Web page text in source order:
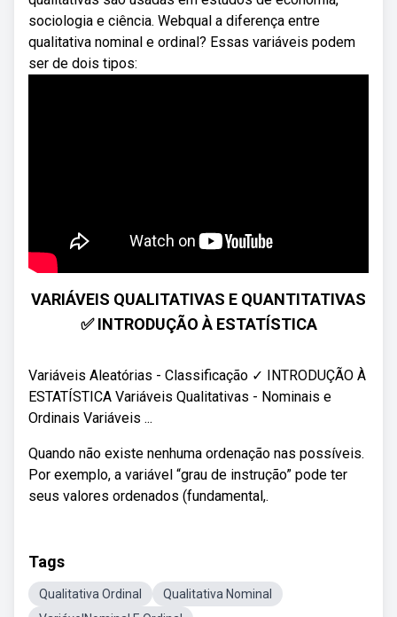
sociologia e ciência. Webqual a diferença entre
qualitativa nominal e ordinal? Essas variáveis podem
ser de dois tipos:
VARIÁVEIS QUALITATIVAS E QUANTITATIVAS
✅ INTRODUÇÃO À ESTATÍSTICA
Variáveis Aleatórias - Classificação ✓ INTRODUÇÃO À
ESTATÍSTICA Variáveis Qualitativas - Nominais e
Ordinais Variáveis ...
Quando não existe nenhuma ordenação nas possíveis.
Por exemplo, a variável “grau de instrução” pode ter
seus valores ordenados (fundamental,.
Tags
Qualitativa Ordinal
Qualitativa Nominal